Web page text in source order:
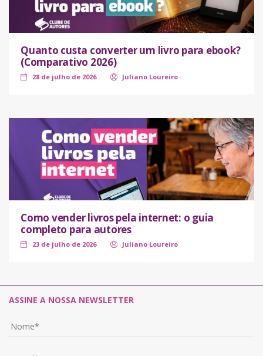
Quanto custa converter um livro para ebook?
(Comparativo 2026)
28 de julho de 2026 Juliano Loureiro
Como vender livros pela internet: o guia
completo para autores
23 de julho de 2026 Juliano Loureiro
ASSINE A NOSSA NEWSLETTER